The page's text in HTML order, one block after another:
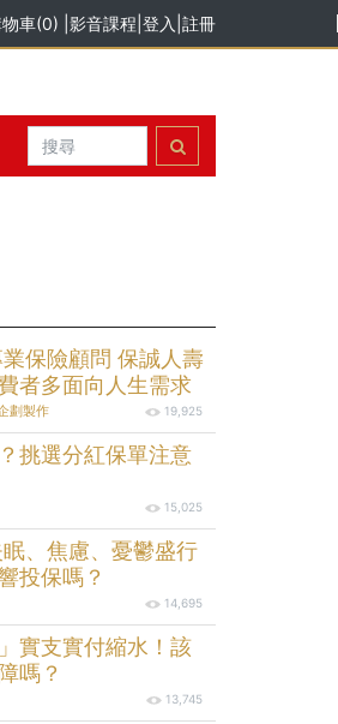
車(0) 影音課程 登入 註冊
保險顧問 保誠人壽
者多面向人生需求
劃製作 19,925
挑選分紅保單注意
15,025
、焦慮、憂鬱盛行
投保嗎？
14,695
實支實付縮水！該
嗎？
13,745